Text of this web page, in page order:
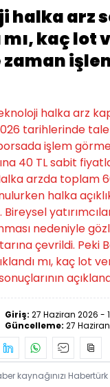
halka arz
mı, kaç lot
zaman
halka arz
tarihlerinde
işlem
40 TL sabit
Halka arzda toplam
halka
Bireysel
nedeniyle
çevrildi. Peki
mı, kaç lot
Giriş: 27 Haziran 2026 -
Güncelleme: 27
kaynağınızı